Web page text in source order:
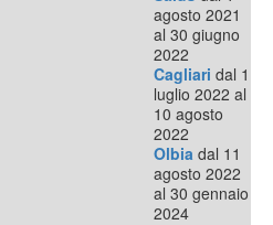
agosto 2021
al 30 giugno
2022
Cagliari dal 1
luglio 2022 al
10 agosto
2022
Olbia dal 11
agosto 2022
al 30 gennaio
2024